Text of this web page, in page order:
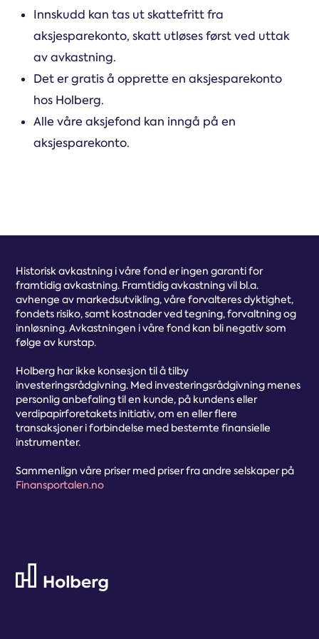
Innskudd kan tas ut skattefritt fra
aksjesparekonto, skatt utløses først ved uttak
av avkastning.
Det er gratis å opprette en aksjesparekonto
hos Holberg.
Alle våre aksjefond kan inngå på en
aksjesparekonto.
Historisk avkastning i våre fond er ingen garanti for
framtidig avkastning. Framtidig avkastning vil bl.a.
avhenge av markedsutvikling, våre forvalteres dyktighet,
fondets risiko, samt kostnader ved tegning, forvaltning og
innløsning. Avkastningen i våre fond kan bli negativ som
følge av kurstap.
Holberg har ikke konsesjon til å tilby
investeringsrådgivning. Med investeringsrådgivning menes
personlig anbefaling til en kunde, på kundens eller
verdipapirforetakets initiativ, om en eller flere
transaksjoner i forbindelse med bestemte finansielle
instrumenter.
Sammenlign våre priser med priser fra andre selskaper på
Finansportalen.no